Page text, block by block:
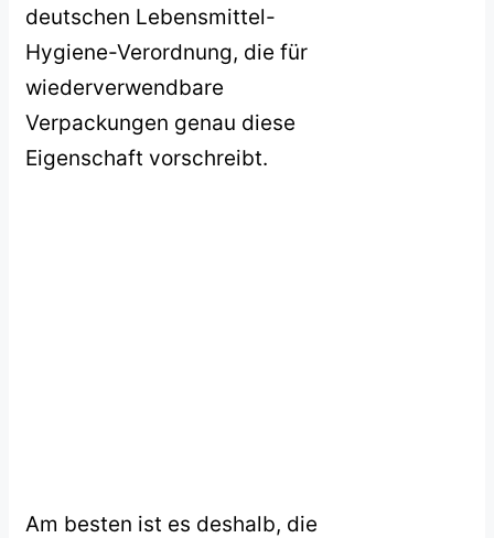
deutschen Lebensmittel-
Hygiene-Verordnung, die für
wiederverwendbare
Verpackungen genau diese
Eigenschaft vorschreibt.
Am besten ist es deshalb, die